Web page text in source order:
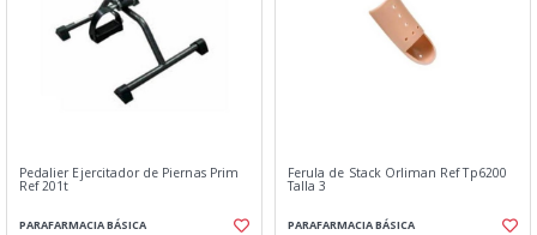
Pedalier Ejercitador de Piernas Prim
Ref 201t
PARAFARMACIA BÁSICA
Ferula de Stack Orliman Ref Tp6200
Talla 3
PARAFARMACIA BÁSICA